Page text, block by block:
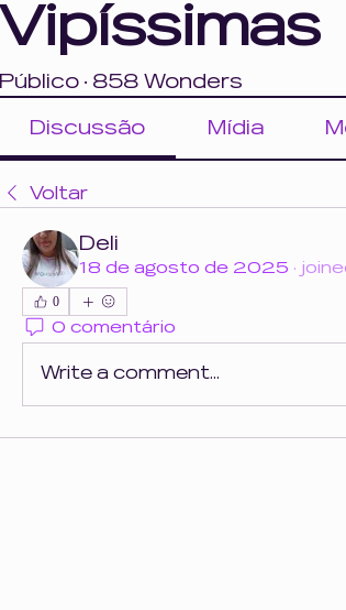
Vipíssimas
Público · 858 Wonders
Discussão Mídia
Voltar
Deli
18 de agosto de 2025 ·
0
0 comentário
Write a comment...